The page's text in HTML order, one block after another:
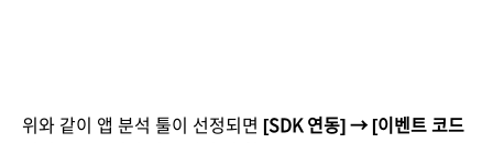
위와 같이 앱 분석 툴이 선정되면 [SDK 연동] → [이벤트 코드